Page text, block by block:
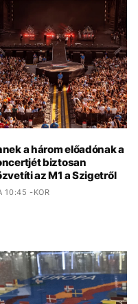
a három előadónak a
biztosan
az M1 a Szigetről
10:45 -KOR